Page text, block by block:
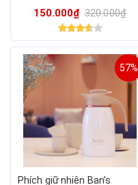
150.000₫ 320.000₫
57%
Phích giữ nhiên Ban’s